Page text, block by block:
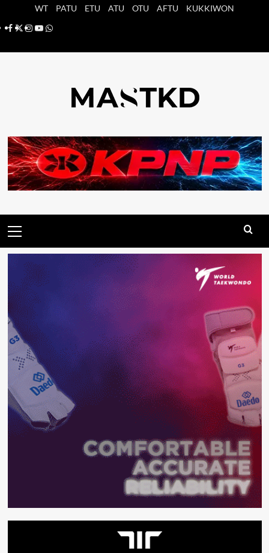
WT PATU ETU ATU OTU AFTU
KUKKIWON
Facebook
X Instagram
YouTube
Whatsapp
principal